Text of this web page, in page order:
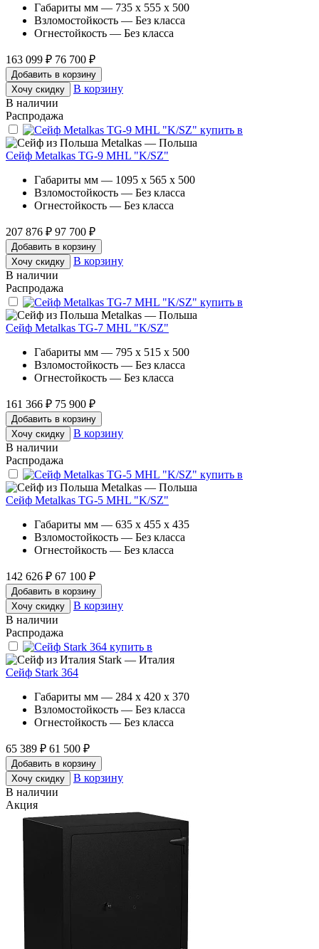
Габариты мм — 735 x 555 x 500
Взломостойкость — Без класса
Огнестойкость — Без класса
163 099 ₽ 76 700 ₽
Добавить в корзину
Хочу скидку
В корзину
В наличии
Распродажа
Metalkas — Польша
Сейф Metalkas TG-9 MHL "K/SZ"
Габариты мм — 1095 x 565 x 500
Взломостойкость — Без класса
Огнестойкость — Без класса
207 876 ₽ 97 700 ₽
Добавить в корзину
Хочу скидку
В корзину
В наличии
Распродажа
Metalkas — Польша
Сейф Metalkas TG-7 MHL "K/SZ"
Габариты мм — 795 x 515 x 500
Взломостойкость — Без класса
Огнестойкость — Без класса
161 366 ₽ 75 900 ₽
Добавить в корзину
Хочу скидку
В корзину
В наличии
Распродажа
Metalkas — Польша
Сейф Metalkas TG-5 MHL "K/SZ"
Габариты мм — 635 x 455 x 435
Взломостойкость — Без класса
Огнестойкость — Без класса
142 626 ₽ 67 100 ₽
Добавить в корзину
Хочу скидку
В корзину
В наличии
Распродажа
Stark — Италия
Сейф Stark 364
Габариты мм — 284 x 420 x 370
Взломостойкость — Без класса
Огнестойкость — Без класса
65 389 ₽ 61 500 ₽
Добавить в корзину
Хочу скидку
В корзину
В наличии
Акция